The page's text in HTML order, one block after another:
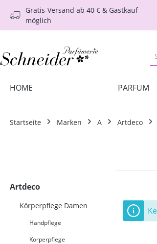
Hauptinhalt springen
Zur Suche springen
Zur Hauptnavigation springen
Gratis-Versand ab 40 € & Gastkauf
möglich
HOME PARFUM
Startseite Marken A Artdeco
Artdeco
Körperpflege Damen
Handpflege
Körperpflege